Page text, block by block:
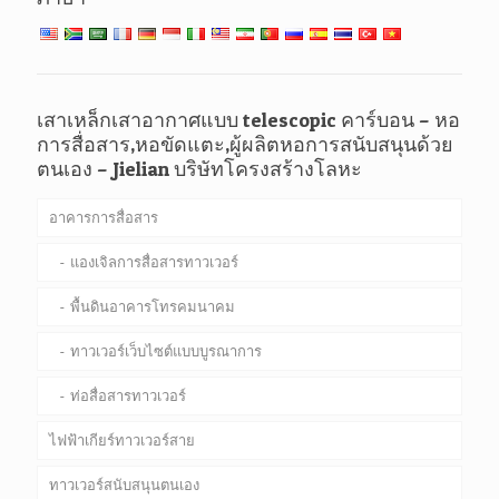
เสาเหล็กเสาอากาศแบบ telescopic คาร์บอน – หอ
การสื่อสาร,หอขัดแตะ,ผู้ผลิตหอการสนับสนุนด้วย
ตนเอง – Jielian บริษัทโครงสร้างโลหะ
อาคารการสื่อสาร
แองเจิลการสื่อสารทาวเวอร์
พื้นดินอาคารโทรคมนาคม
ทาวเวอร์เว็บไซต์แบบบูรณาการ
ท่อสื่อสารทาวเวอร์
ไฟฟ้าเกียร์ทาวเวอร์สาย
ทาวเวอร์สนับสนุนตนเอง